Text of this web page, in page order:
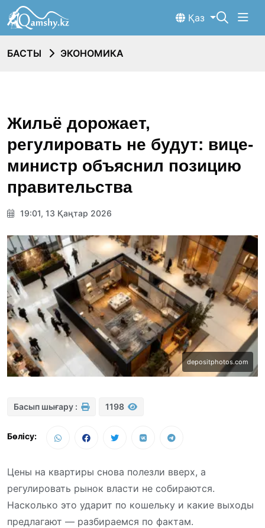
Қаз
БАСТЫ ЭКОНОМИКА
Жильё дорожает,
регулировать не будут: вице-
министр объяснил позицию
правительства
19:01, 13 Қаңтар 2026
depositphotos.com
Басып шығару : 1198
Бөлісу:
Цены на квартиры снова полезли вверх, а
регулировать рынок власти не собираются.
Насколько это ударит по кошельку и какие выходы
предлагают — разбираемся по фактам.